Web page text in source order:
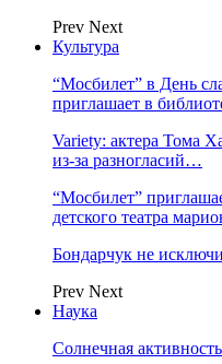
Prev Next
Культура
“Мосбилет” в День
приглашает в
Variety: актера Тома
из-за разногласий…
“Мосбилет”
детского театра
Бондарчук не
Prev Next
Наука
Солнечная